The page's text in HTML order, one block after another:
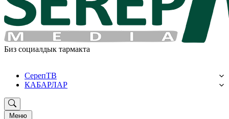
Биз социалдык тармакта
СерепТВ
КАБАРЛАР
Меню